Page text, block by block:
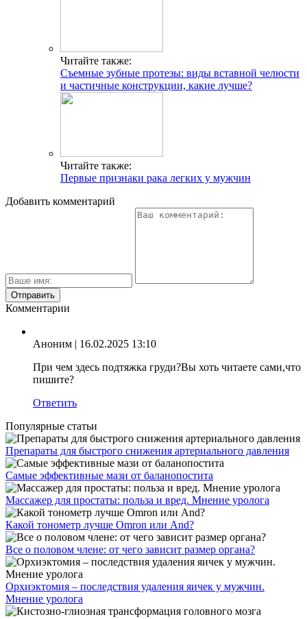
Читайте также:
Съемные зубные протезы: виды вставной челюсти
и частичные конструкции, какие лучше?
Читайте также:
Первые признаки рака легких у мужчин
Добавить комментарий
Комментарии
Аноним | 16.02.2025 13:10
При чем здесь подтяжка груди?Вы хоть читаете сами,что
пишите?
Ответить
Популярные статьи
Препараты для быстрого снижения артериального давления
Самые эффективные мази от баланопостита
Массажер для простаты: польза и вред. Мнение уролога
Какой тонометр лучше Omron или And?
Все о половом члене: от чего зависит размер органа?
Орхиэктомия – последствия удаления яичек у мужчин.
Мнение уролога